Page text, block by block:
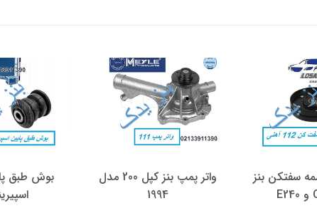
بنز
واتر پمپ بنز کپل 200 مدل
بوش طبق پائین ون